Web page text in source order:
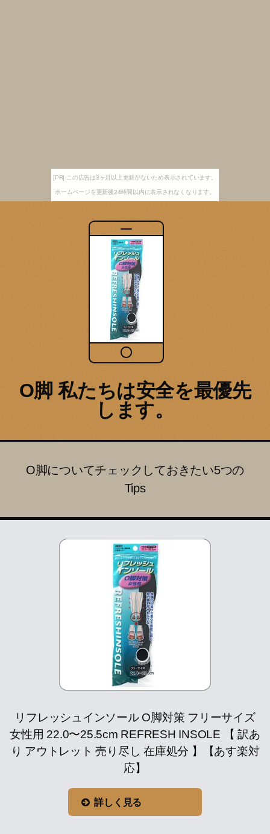
[PR] この広告は3ヶ月以上更新がないため表示されています。
ホームページを更新後24時間以内に表示されなくなります。
O脚 私たちは安全を最優先
します。
O脚についてチェックしておきたい5つの
Tips
リフレッシュインソール O脚対策 フリーサイズ
女性用 22.0〜25.5cm REFRESH INSOLE 【 訳あ
り アウトレット 売り尽し 在庫処分 】【あす楽対
応】
詳しく見る